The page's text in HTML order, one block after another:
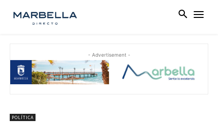
- Advertisement -
POLÍTICA